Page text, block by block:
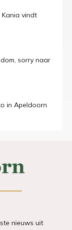
vindt
sorry naar
in Apeldoorn
nieuws uit